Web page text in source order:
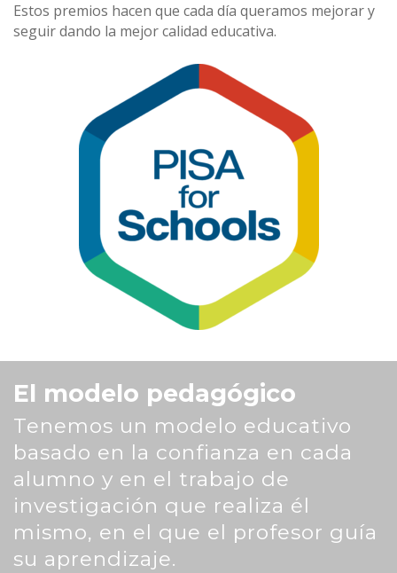
Estos premios hacen que cada día queramos mejorar y
seguir dando la mejor calidad educativa.
El modelo pedagógico
Tenemos un modelo educativo
basado en la confianza en cada
alumno y en el trabajo de
investigación que realiza él
mismo, en el que el profesor guía
su aprendizaje.